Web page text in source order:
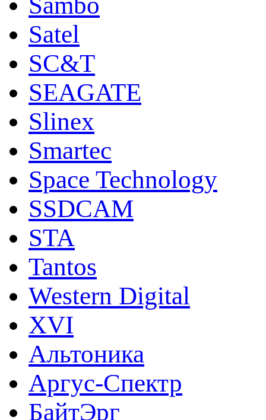
Satel
SC&T
SEAGATE
Slinex
Smartec
Space Technology
SSDCAM
STA
Tantos
Western Digital
XVI
Альтоника
Аргус-Спектр
БайтЭрг